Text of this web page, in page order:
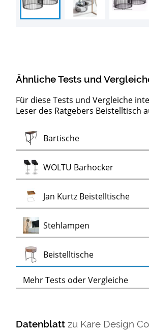
Ähnliche Tests und
Für diese Tests und Vergleiche
Leser des Ratgebers Beistelltisch
BartischeTest
WOLTU BarhockerTest
Jan Kurtz BeistelltischeTest
Stehlampen
BeistelltischeTest
Konsolentische
ServierwagenTest
Moderne
WanduhrenTest
LED-Pendelleuchten
Artemide Deckenleuchten
Design Wanduhren
KronleuchterTest
Nicht-tickende Wanduhren
Ewiger Kalender
Flugzeugtrolleys
Alu Bord-Boxen
Stimmungslichter
Monstera
Test
Monstera Kunstpflanzen
Mehr Tests oder Vergleiche
Datenblattzu Kare Design